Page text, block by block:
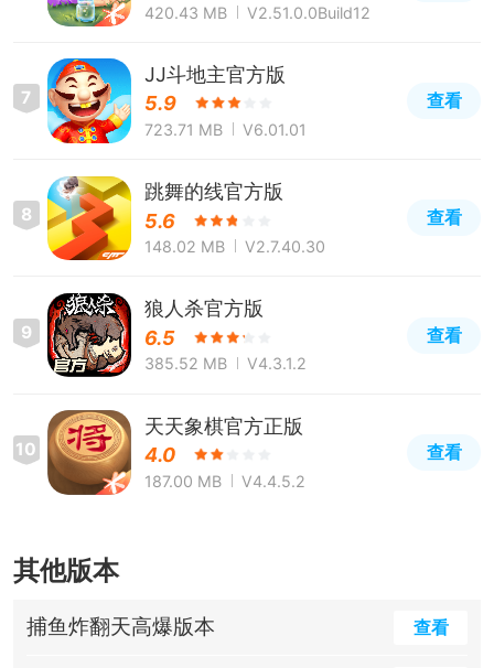
420.43 MB V2.51.0.0Build12
7
JJ斗地主官方版
5.9
723.71 MB V6.01.01
查看
8
跳舞的线官方版
5.6
148.02 MB V2.7.40.30
查看
9
狼人杀官方版
6.5
385.52 MB V4.3.1.2
查看
10
天天象棋官方正版
4.0
187.00 MB V4.4.5.2
查看
其他版本
捕鱼炸翻天高爆版本 查看